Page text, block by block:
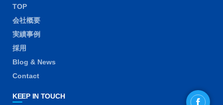
KEEP IN TOUCH
TOP
会社概要
実績事例
採用
Blog & News
Contact